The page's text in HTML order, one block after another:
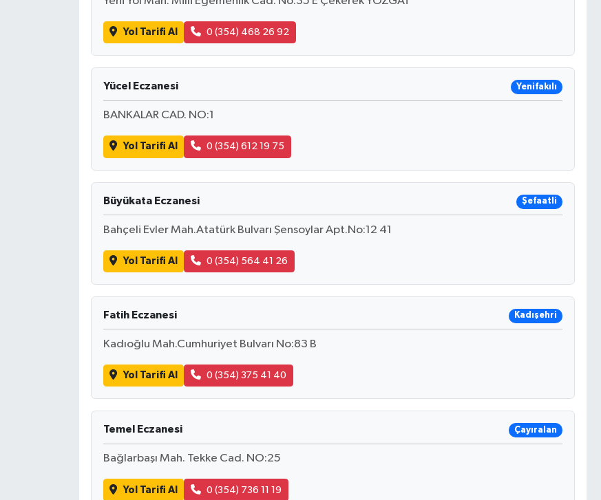
Yol Tarifi Al 0 (354) 468 26 92
Yücel Eczanesi Yenifakılı
BANKALAR CAD. NO:1
Yol Tarifi Al 0 (354) 612 19 75
Büyükata Eczanesi Şefaatli
Bahçeli Evler Mah.Atatürk Bulvarı Şensoylar Apt.No:12 41
Yol Tarifi Al 0 (354) 564 41 26
Fatih Eczanesi Kadışehri
Kadıoğlu Mah.Cumhuriyet Bulvarı No:83 B
Yol Tarifi Al 0 (354) 375 41 40
Temel Eczanesi Çayıralan
Bağlarbaşı Mah. Tekke Cad. NO:25
Yol Tarifi Al 0 (354) 736 11 19
SPOR HABERLERİ
TEKNOLOJİ
ÜLKE GÜNDEMİ